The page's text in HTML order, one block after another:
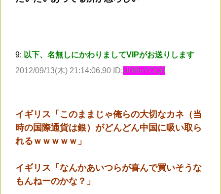
9: 以下、名無しにかわりましてVIPがお送りします
2012/09/13(木) 21:14:06.90 ID:U0f8vYOQ0
イギリス「このままじゃ俺らの大切なカネ（当
時の国際通貨は銀）がどんどん中国に吸い取ら
れるｗｗｗｗｗ」
イギリス「なんかあいつらが喜んで買いそうな
もんねーのかな？」